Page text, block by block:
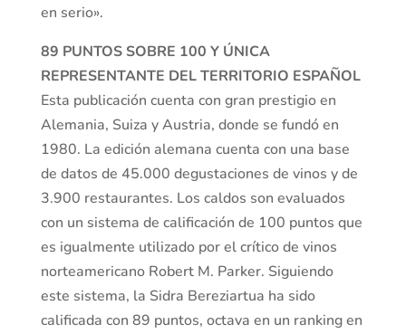
en serio».
89 PUNTOS SOBRE 100 Y ÚNICA
REPRESENTANTE DEL TERRITORIO ESPAÑOL
Esta publicación cuenta con gran prestigio en
Alemania, Suiza y Austria, donde se fundó en
1980. La edición alemana cuenta con una base
de datos de 45.000 degustaciones de vinos y de
3.900 restaurantes. Los caldos son evaluados
con un sistema de calificación de 100 puntos que
es igualmente utilizado por el crítico de vinos
norteamericano Robert M. Parker. Siguiendo
este sistema, la Sidra Bereziartua ha sido
calificada con 89 puntos, octava en un ranking en